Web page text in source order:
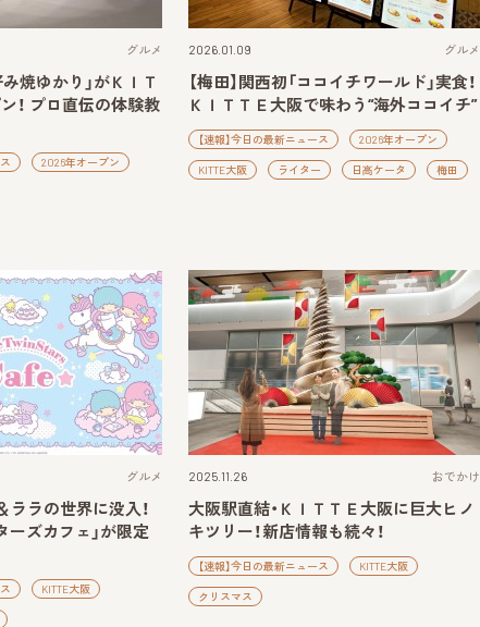
グルメ
み焼ゆかり」がＫＩＴ
！ プロ直伝の体験教
2026年オープン
2026.01.09 グルメ
【梅田】関西初「ココイチワールド」実食！
ＫＩＴＴＥ大阪で味わう“海外ココイチ”
【速報】今日の最新ニュース 2026年オープン
KITTE大阪 ライター 日高ケータ 梅田
グルメ
ララの世界に没入！
ーズカフェ」が限定
KITTE大阪
2025.11.26 おでかけ
大阪駅直結・ＫＩＴＴＥ大阪に巨大ヒノ
キツリー！新店情報も続々！
【速報】今日の最新ニュース KITTE大阪
クリスマス